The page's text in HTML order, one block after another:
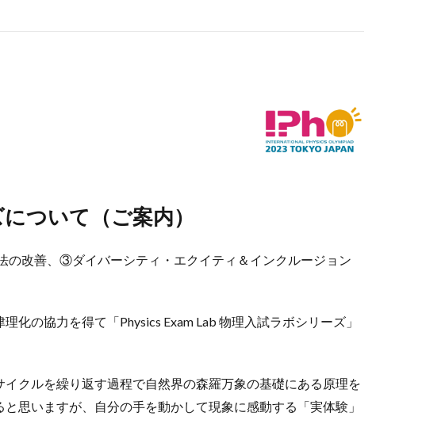
ついて（ご案内）
の改善、③ダイバーシティ・エクイティ＆インクルージョン
化の協力を得て「Physics Exam Lab 物理入試ラボシリーズ」
クルを繰り返す過程で自然界の森羅万象の基礎にある原理を
思いますが、自分の手を動かして現象に感動する「実体験」